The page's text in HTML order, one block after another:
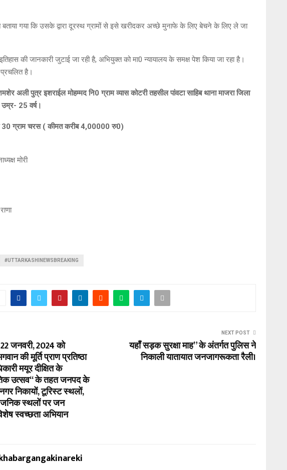
बताया गया कि उसके द्वारा दूरस्थ ग्रामों से इसे खरीदकर अच्छे मुनाफे के लिए बेचने के लिए ले जा
की जानकारी जुटाई जा रही है, अभियुक्त को मा0 न्यायालय के समक्ष पेश किया जा रहा है।
प्रचलित है।
अली पुत्र इशराईल मोहम्मद नि0 ग्राम व्यास कोटरी तहसील पांवटा साहिब थाना माजरा जिला
उम्र- 25 वर्ष।
30 ग्राम चरस ( कीमत करीब 4,00000 रु0)
मोरी
#UTTARKASHINEWSBREAKING
जनवरी, 2024 को
की मूर्ति प्राण प्रतिष्ठा
मयूर दीक्षित के
उत्सव‘‘ के तहत जनपद के
निकायों, टूरिस्ट स्थलों,
स्थलों पर जन
स्वच्छता अभियान
NEXT POST
यहाँ सड़क सुरक्षा माह” के अंतर्गत पुलिस ने
निकाली यातायात जनजागरूकता रैली।